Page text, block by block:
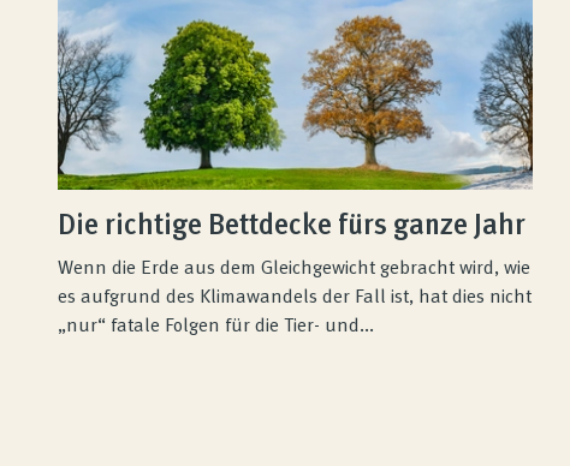
Die richtige Bettdecke fürs ganze Jahr
Wenn die Erde aus dem Gleichgewicht gebracht wird, wie
es aufgrund des Klimawandels der Fall ist, hat dies nicht
„nur“ fatale Folgen für die Tier- und...